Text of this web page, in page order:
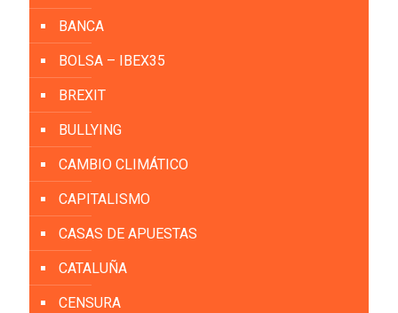
BANCA
BOLSA – IBEX35
BREXIT
BULLYING
CAMBIO CLIMÁTICO
CAPITALISMO
CASAS DE APUESTAS
CATALUÑA
CENSURA